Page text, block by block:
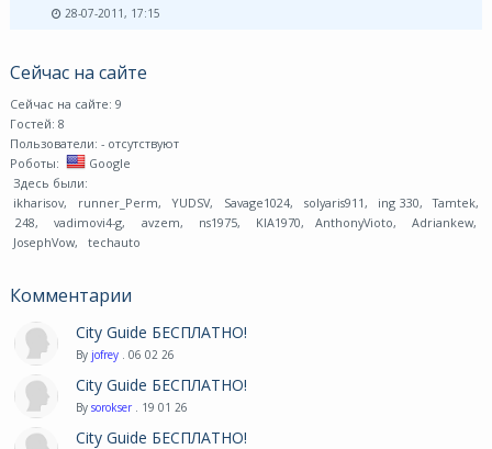
28-07-2011, 17:15
Сейчас на сайте
Сейчас на сайте: 9
Гостей: 8
Пользователи: - отсутствуют
Роботы:
Google
Здесь были:
ikharisov, runner_Perm, YUDSV, Savage1024, solyaris911 , ing 330, Tamtek,
248, vadimovi4-g, avzem, ns1975, KIA1970, AnthonyVioto, Adriankew,
JosephVow, techauto
Комментарии
City Guide БЕСПЛАТНО!
By jofrey . 06 02 26
City Guide БЕСПЛАТНО!
By sorokser . 19 01 26
City Guide БЕСПЛАТНО!